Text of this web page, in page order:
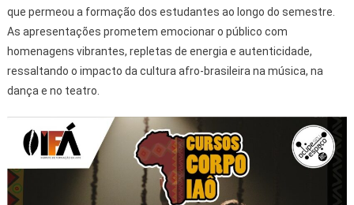
que permeou a formação dos estudantes ao longo do semestre.
As apresentações prometem emocionar o público com
homenagens vibrantes, repletas de energia e autenticidade,
ressaltando o impacto da cultura afro-brasileira na música, na
dança e no teatro.